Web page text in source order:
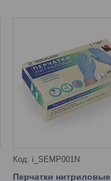
i_SEMP001N
Перчатки нитриловые